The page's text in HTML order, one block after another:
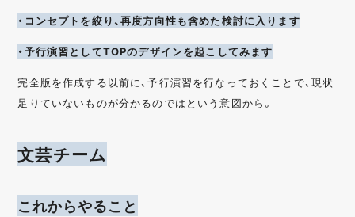
・コンセプトを絞り、再度方向性も含めた検討に入ります
・予行演習としてTOPのデザインを起こしてみます
完全版を作成する以前に、予行演習を行なっておくことで、現状
足りていないものが分かるのではという意図から。
文芸チーム
これからやること